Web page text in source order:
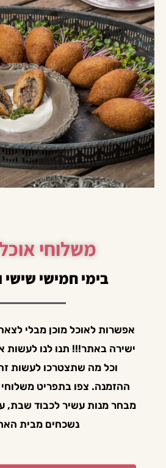
משלוחי
בימי חמישי שישי
אפשרות לאוכל מוכן מבלי
ישירה באתר!!! תנו לנו
וכל מה שתצטרכו לעשות
ההזמנה. צפו בתפריט משלוחי
מבחר מנות עשיר לכבוד שבת,
נשכחים מבית